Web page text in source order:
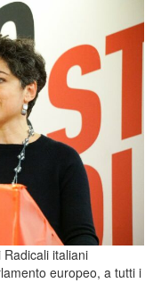
italiani
europeo, a tutti i